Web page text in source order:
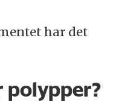
har det
polypper?